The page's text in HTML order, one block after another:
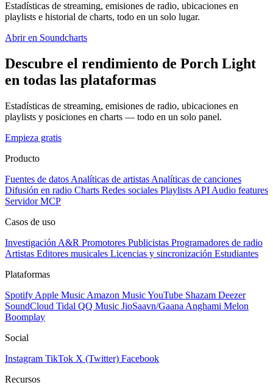
Estadísticas de streaming, emisiones de radio, ubicaciones en
playlists e historial de charts, todo en un solo lugar.
Abrir en Soundcharts
Descubre el rendimiento de Porch Light
en todas las plataformas
Estadísticas de streaming, emisiones de radio, ubicaciones en
playlists y posiciones en charts — todo en un solo panel.
Empieza gratis
Producto
Fuentes de datos Analíticas de artistas Analíticas de canciones
Difusión en radio Charts Redes sociales Playlists API Audio features
Servidor MCP
Casos de uso
Investigación A&R Promotores Publicistas Programadores de radio
Artistas Editores musicales Licencias y sincronización Estudiantes
Plataformas
Spotify Apple Music Amazon MusicYouTube Shazam Deezer
SoundCloud Tidal QQ Music JioSaavn/Gaana Anghami Melon
Boomplay
Social
Instagram TikTok X (Twitter) Facebook
Recursos